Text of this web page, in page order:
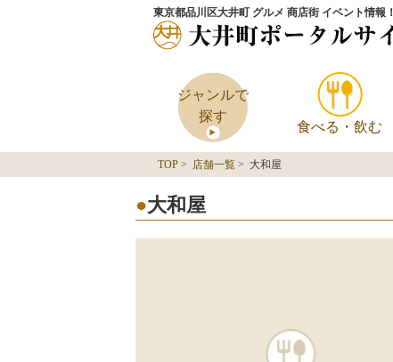
東京都品川区大井町 グルメ 商店街 イベント情報！
ジャンルで
探す
食べる・飲む
TOP > 店舗一覧 > 大和屋
大和屋